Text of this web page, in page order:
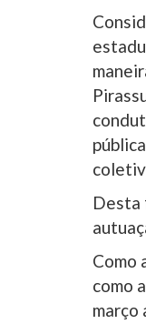
Desta
Como
como
março